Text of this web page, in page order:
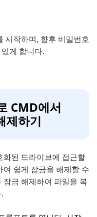
시작하며, 향후 비밀번호
게 합니다.
CMD에서
제하기
화된 드라이브에 접근할
쉽게 잠금을 해제할 수
금 해제하여 파일을 복